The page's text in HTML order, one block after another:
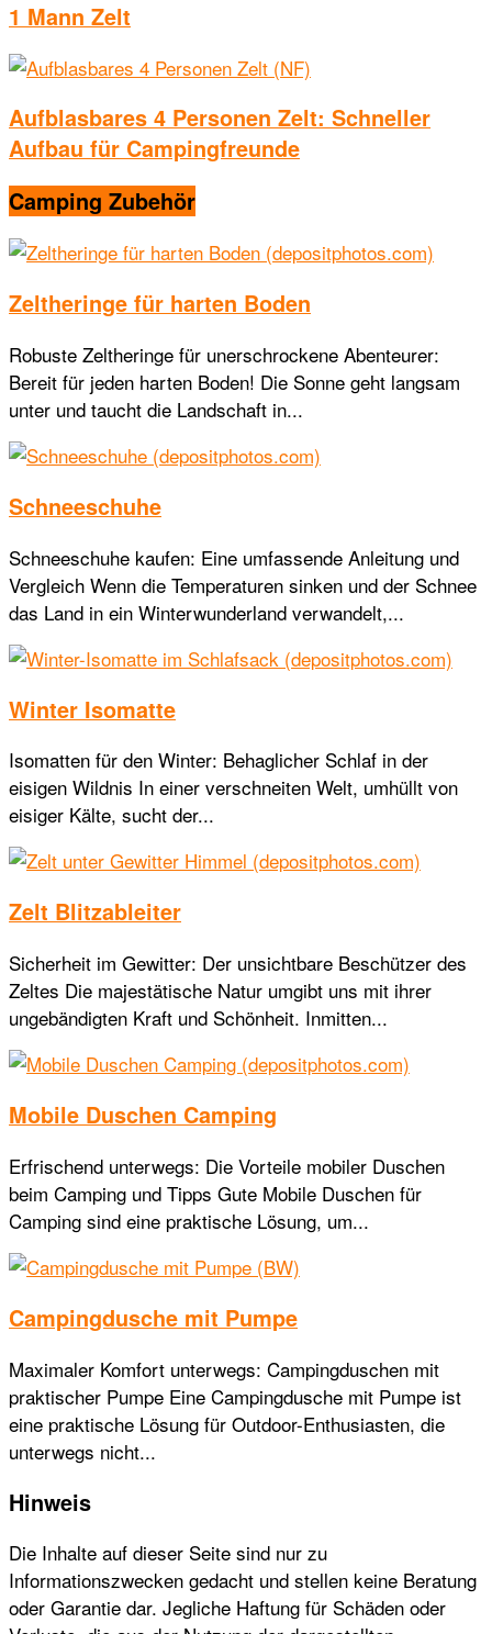
1 Mann Zelt
Aufblasbares 4 Personen Zelt: Schneller
Aufbau für Campingfreunde
Camping Zubehör
Zeltheringe für harten Boden
Robuste Zeltheringe für unerschrockene Abenteurer:
Bereit für jeden harten Boden! Die Sonne geht langsam
unter und taucht die Landschaft in...
Schneeschuhe
Schneeschuhe kaufen: Eine umfassende Anleitung und
Vergleich Wenn die Temperaturen sinken und der Schnee
das Land in ein Winterwunderland verwandelt,...
Winter Isomatte
Isomatten für den Winter: Behaglicher Schlaf in der
eisigen Wildnis In einer verschneiten Welt, umhüllt von
eisiger Kälte, sucht der...
Zelt Blitzableiter
Sicherheit im Gewitter: Der unsichtbare Beschützer des
Zeltes Die majestätische Natur umgibt uns mit ihrer
ungebändigten Kraft und Schönheit. Inmitten...
Mobile Duschen Camping
Erfrischend unterwegs: Die Vorteile mobiler Duschen
beim Camping und Tipps Gute Mobile Duschen für
Camping sind eine praktische Lösung, um...
Campingdusche mit Pumpe
Maximaler Komfort unterwegs: Campingduschen mit
praktischer Pumpe Eine Campingdusche mit Pumpe ist
eine praktische Lösung für Outdoor-Enthusiasten, die
unterwegs nicht...
Hinweis
Die Inhalte auf dieser Seite sind nur zu
Informationszwecken gedacht und stellen keine Beratung
oder Garantie dar. Jegliche Haftung für Schäden oder